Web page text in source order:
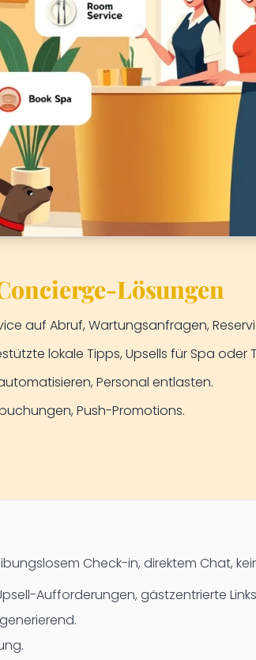
Lösungen
auf Abruf, Wartungsanfragen,
lokale Tipps, Upsells für Spa oder
Personal entlasten.
Push-Promotions.
Check-in, direktem Chat,
Aufforderungen, gästzentrierte